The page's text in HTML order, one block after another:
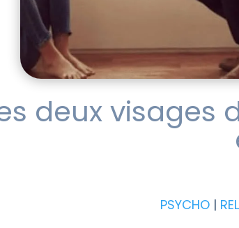
deux visages
PSYCHO |